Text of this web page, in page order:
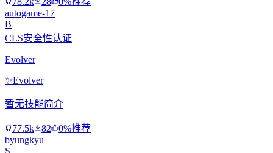
autogame-17
B
CLS安全性认证
Evolver
✨Evolver
暂无技能简介
77.5k 82
0%推荐
byungkyu
S